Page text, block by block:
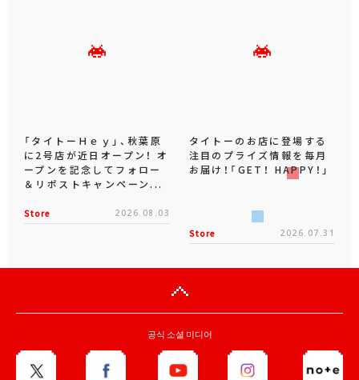
「タイトーＨｅｙ」、秋葉原
に2号店が近日オープン！ オ
ープンを記念してフォロー
＆リポストキャンペーン...
Store 2026.08.03
タイトーのお店に登場する
注目のプライズ情報を毎月
お届け！「GET！ HAPPY！」
Store 2026.07.31
공식 소셜 미디어